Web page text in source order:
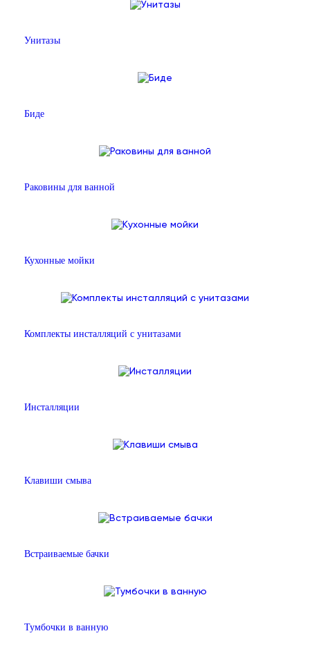
Унитазы
Биде
Раковины для ванной
Кухонные мойки
Комплекты инсталляций с унитазами
Инсталляции
Клавиши смыва
Встраиваемые бачки
Тумбочки в ванную